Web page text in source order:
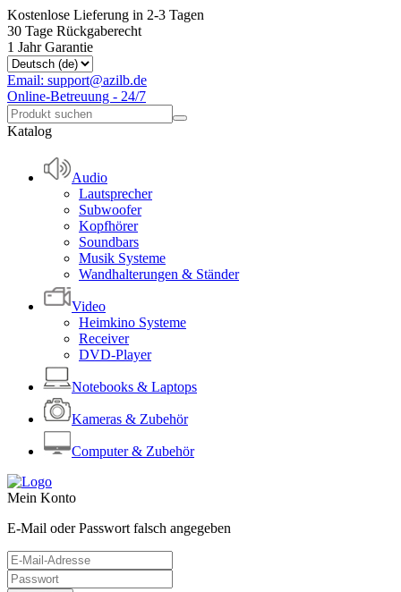
Kostenlose Lieferung in 2-3 Tagen
30 Tage Rückgaberecht
1 Jahr Garantie
Email: support@azilb.de
Online-Betreuung - 24/7
Katalog
Audio
Lautsprecher
Subwoofer
Kopfhörer
Soundbars
Musik Systeme
Wandhalterungen & Ständer
Video
Heimkino Systeme
Receiver
DVD-Player
Notebooks & Laptops
Kameras & Zubehör
Computer & Zubehör
Mein Konto
E-Mail oder Passwort falsch angegeben